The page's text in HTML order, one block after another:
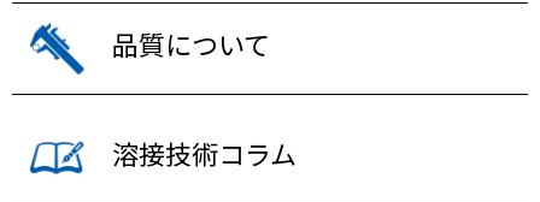
品質について
溶接技術コラム